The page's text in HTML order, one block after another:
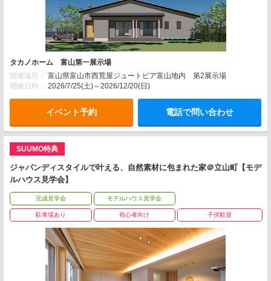
タカノホーム 富山第一展示場
開催場所： 富山県富山市西荒屋ジュートピア富山地内 第2展示場
開催日時： 2026/7/25(土)～2026/12/20(日)
イベント予約 電話で問い合わせ
SUUMO特典
ジャパンディスタイルで叶える、自然素材に包まれた家＠立山町【モデ
ルハウス見学会】
完成見学会 モデルハウス見学会
駐車場あり 初心者向け 子供歓迎